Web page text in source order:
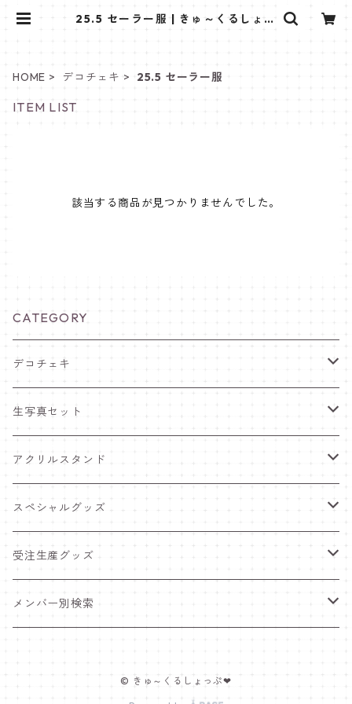
25.5 セーラー服 | きゅ～くるしょっ
HOME デコチェキ 25.5 セーラー服
ITEM LIST
該当する商品が見つかりませんでした。
CATEGORY
デコチェキ
25夏 衣装
25.5 セーラー服
25.4 きゅ～くま
25新体制 衣装
25.2 メンカラ交換！メイド服
生写真セット
25夏 衣装
25.5 セーラー服
25.4 きゅ～くま
25新体制 衣装
アクリルスタンド
25.5 セーラー服
25.4 きゅ～くま
25新体制 衣装
スペシャルグッズ
ワンマンライブグッズ
ペンライト
受注生産グッズ
推しTシャツ
メンバー別検索
© きゅ～くるしょっぷ❤